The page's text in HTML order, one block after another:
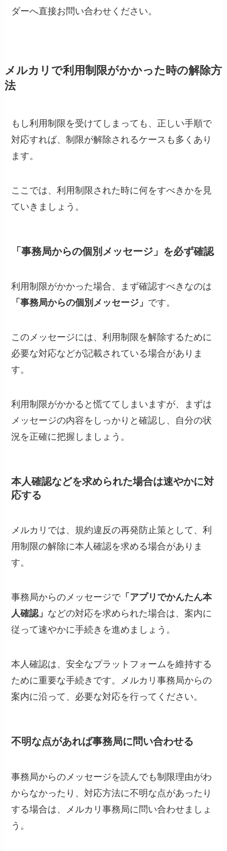
ダーへ直接お問い合わせください。
メルカリで利用制限がかかった時の解除方
法
もし利用制限を受けてしまっても、正しい手順で
対応すれば、制限が解除されるケースも多くあり
ます。
ここでは、利用制限された時に何をすべきかを見
ていきましょう。
「事務局からの個別メッセージ」を必ず確認
利用制限がかかった場合、まず確認すべきなのは
「事務局からの個別メッセージ」 です。
このメッセージには、利用制限を解除するために
必要な対応などが記載されている場合がありま
す。
利用制限がかかると慌ててしまいますが、まずは
メッセージの内容をしっかりと確認し、自分の状
況を正確に把握しましょう。
本人確認などを求められた場合は速やかに対
応する
メルカリでは、規約違反の再発防止策として、利
用制限の解除に本人確認を求める場合がありま
す。
事務局からのメッセージで「アプリでかんたん本
人確認」 などの対応を求められた場合は、案内に
従って速やかに手続きを進めましょう。
本人確認は、安全なプラットフォームを維持する
ために重要な手続きです。メルカリ事務局からの
案内に沿って、必要な対応を行ってください。
不明な点があれば事務局に問い合わせる
事務局からのメッセージを読んでも制限理由がわ
からなかったり、対応方法に不明な点があったり
する場合は、メルカリ事務局に問い合わせましょ
う。